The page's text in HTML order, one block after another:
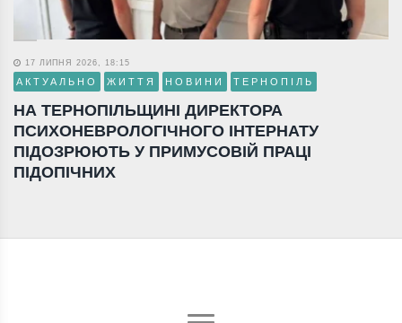
17 ЛИПНЯ 2026, 18:15
АКТУАЛЬНО ЖИТТЯ НОВИНИ ТЕРНОПІЛЬ
НА ТЕРНОПІЛЬЩИНІ ДИРЕКТОРА
ПСИХОНЕВРОЛОГІЧНОГО ІНТЕРНАТУ
ПІДОЗРЮЮТЬ У ПРИМУСОВІЙ ПРАЦІ
ПІДОПІЧНИХ